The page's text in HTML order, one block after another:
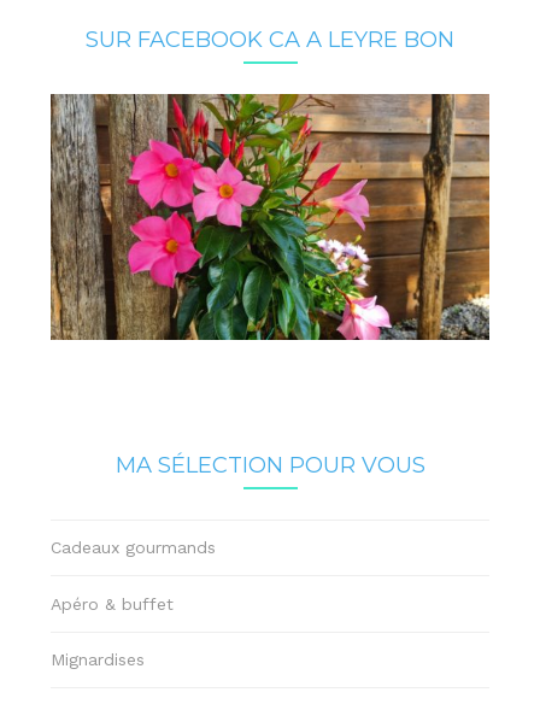
SUR FACEBOOK CA A LEYRE BON
MA SÉLECTION POUR VOUS
Cadeaux gourmands
Apéro & buffet
Mignardises